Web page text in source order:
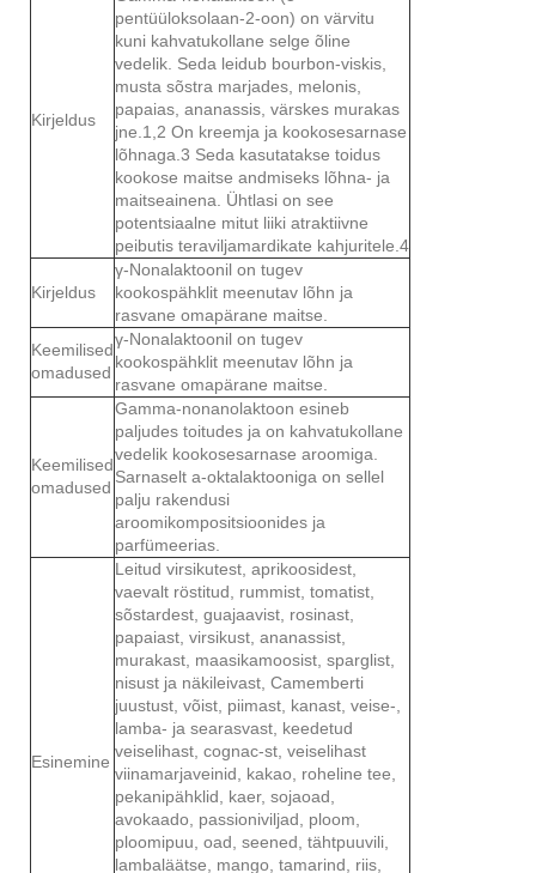
Kirjeldus
pentüüloksolaan-2-oon) on värvitu
kuni kahvatukollane selge õline
vedelik. Seda leidub bourbon-viskis,
musta sõstra marjades, melonis,
papaias, ananassis, värskes murakas
jne.1,2 On kreemja ja kookosesarnase
lõhnaga.3 Seda kasutatakse toidus
kookose maitse andmiseks lõhna- ja
maitseainena. Ühtlasi on see
potentsiaalne mitut liiki atraktiivne
peibutis teraviljamardikate kahjuritele.4
Kirjeldus
γ-Nonalaktoonil on tugev
kookospähklit meenutav lõhn ja
rasvane omapärane maitse.
Keemilised
omadused
γ-Nonalaktoonil on tugev
kookospähklit meenutav lõhn ja
rasvane omapärane maitse.
Keemilised
omadused
Gamma-nonanolaktoon esineb
paljudes toitudes ja on kahvatukollane
vedelik kookosesarnase aroomiga.
Sarnaselt a-oktalaktooniga on sellel
palju rakendusi
aroomikompositsioonides ja
parfümeerias.
Esinemine
Leitud virsikutest, aprikoosidest,
vaevalt röstitud, rummist, tomatist,
sõstardest, guajaavist, rosinast,
papaiast, virsikust, ananassist,
murakast, maasikamoosist, sparglist,
nisust ja näkileivast, Camemberti
juustust, võist, piimast, kanast, veise-,
lamba- ja searasvast, keedetud
veiselihast, cognac-st, veiselihast
viinamarjaveinid, kakao, roheline tee,
pekanipähklid, kaer, sojaoad,
avokaado, passioniviljad, ploom,
ploomipuu, oad, seened, tähtpuuvili,
lambaläätse, mango, tamarind, riis,